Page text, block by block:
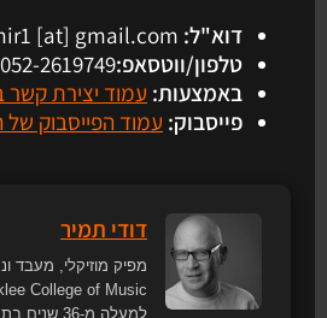
דוא"ל:
טלפון/ווטסאפ:052-2619749
באמצעות: עמוד יצירת
פייסבוק: עמוד הפייסבוק של
דודי תמיר
מפיק מוזיקלי, מעבד
למעלה מ-36